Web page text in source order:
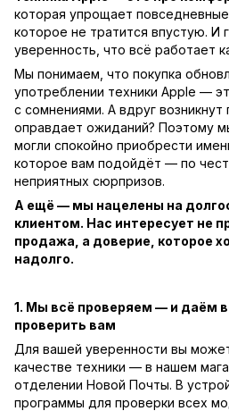
которая упрощает
которое не тратится впустую. И
уверенность, что всё работает
Мы понимаем, что покупка
употреблении техники Apple —
с сомнениями. А вдруг
оправдает ожиданий? Поэтому
могли спокойно приобрести
которое вам подойдёт — по
неприятных сюрпризов.
А ещё — мы нацелены на
клиентом. Нас интересует не
продажа, а доверие, которое
надолго.
1. Мы всё проверяем — и даём
проверить вам
Для вашей уверенности вы
качестве техники — в нашем
отделении Новой Почты. В
программы для проверки всех